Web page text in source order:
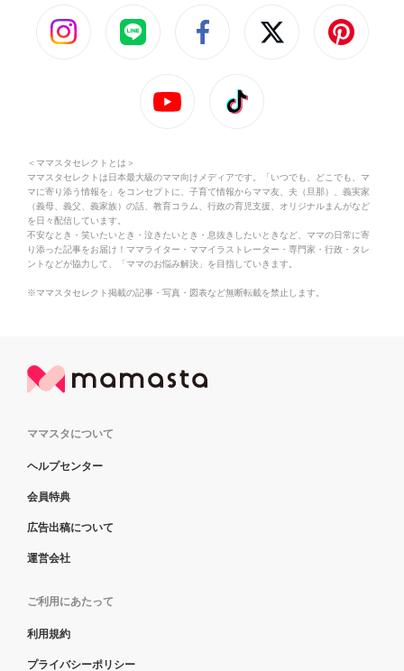
＜ママスタセレクトとは＞
ママスタセレクトは日本最大級のママ向けメディアです。「いつでも、どこでも、マ
マに寄り添う情報を」をコンセプトに、子育て情報からママ友、夫（旦那）、義実家
（義母、義父、義家族）の話、教育コラム、行政の育児支援、オリジナルまんがなど
を日々配信しています。
不安なとき・笑いたいとき・泣きたいとき・息抜きしたいときなど、ママの日常に寄
り添った記事をお届け！ママライター・ママイラストレーター・専門家・行政・タレ
ントなどが協力して、「ママのお悩み解決」を目指していきます。
※ママスタセレクト掲載の記事・写真・図表など無断転載を禁止します。
ママスタについて
ヘルプセンター
会員特典
広告出稿について
運営会社
ご利用にあたって
利用規約
プライバシーポリシー